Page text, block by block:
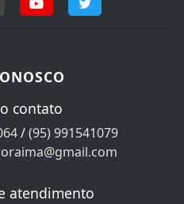
contato
/(95) 991541079
atendimento